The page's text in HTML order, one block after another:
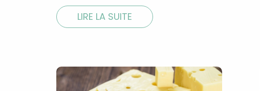
LIRE LA SUITE